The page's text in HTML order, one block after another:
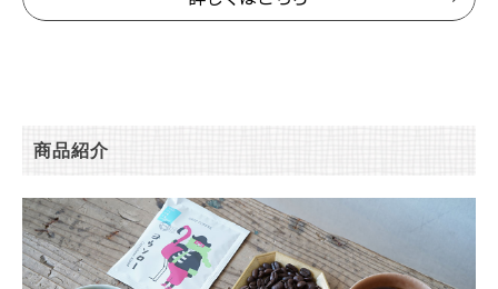
商品紹介